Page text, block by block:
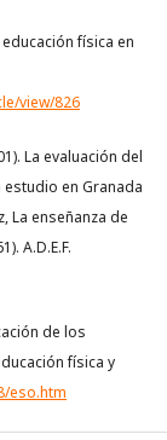
física en
view/826
La evaluación del
en Granada
La enseñanza de
A.D.E.F.
de los
física y
eso.htm